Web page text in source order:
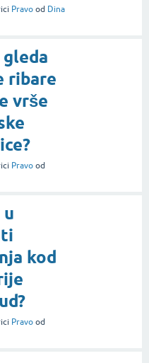
Pravo od Dina
gleda
ribare
vrše
Pravo od
u
kod
Pravo od